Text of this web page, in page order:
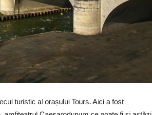
turistic al orașului Tours. Aici a fost